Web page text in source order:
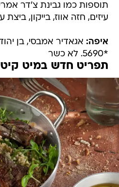
תוספות כמו גבינת צ'דר
עיזים, חזה אווז, בייקון, ביצת
איפה:
*5690. לא כשר
תפריט חדש במיט